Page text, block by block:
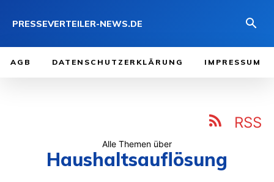
PRESSEVERTEILER-NEWS.DE
AGB DATENSCHUTZERKLÄRUNG IMPRESSUM
RSS
Alle Themen über
Haushaltsauflösung